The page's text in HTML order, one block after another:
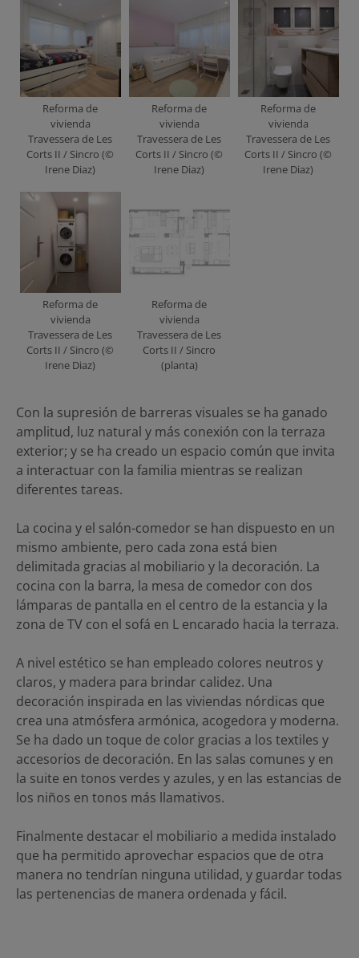
Reforma de
vivienda
Travessera de Les
Corts II / Sincro (©
Irene Diaz)
Reforma de
vivienda
Travessera de Les
Corts II / Sincro (©
Irene Diaz)
Reforma de
vivienda
Travessera de Les
Corts II / Sincro (©
Irene Diaz)
Reforma de
vivienda
Travessera de Les
Corts II / Sincro (©
Irene Diaz)
Reforma de
vivienda
Travessera de Les
Corts II / Sincro
(planta)
Con la supresión de barreras visuales se ha ganado
amplitud, luz natural y más conexión con la terraza
exterior; y se ha creado un espacio común que invita
a interactuar con la familia mientras se realizan
diferentes tareas.
La cocina y el salón-comedor se han dispuesto en un
mismo ambiente, pero cada zona está bien
delimitada gracias al mobiliario y la decoración. La
cocina con la barra, la mesa de comedor con dos
lámparas de pantalla en el centro de la estancia y la
zona de TV con el sofá en L encarado hacia la terraza.
A nivel estético se han empleado colores neutros y
claros, y madera para brindar calidez. Una
decoración inspirada en las viviendas nórdicas que
crea una atmósfera armónica, acogedora y moderna.
Se ha dado un toque de color gracias a los textiles y
accesorios de decoración. En las salas comunes y en
la suite en tonos verdes y azules, y en las estancias de
los niños en tonos más llamativos.
Finalmente destacar el mobiliario a medida instalado
que ha permitido aprovechar espacios que de otra
manera no tendrían ninguna utilidad, y guardar todas
las pertenencias de manera ordenada y fácil.